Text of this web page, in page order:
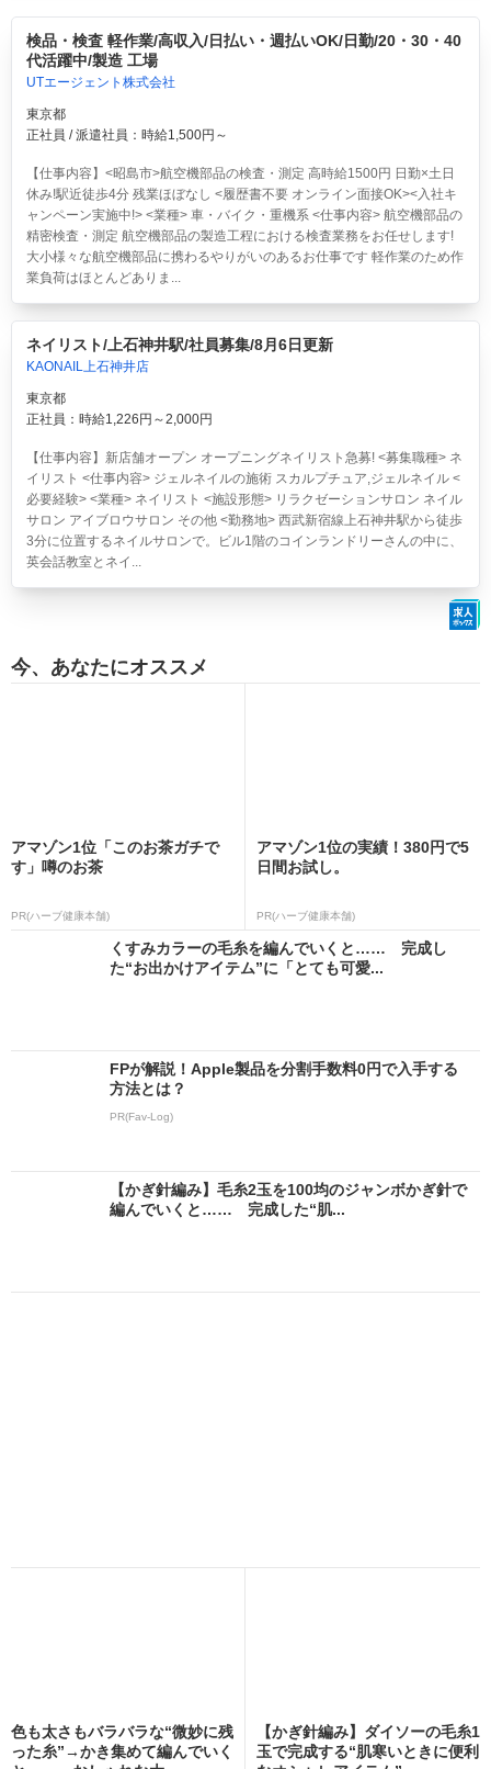
検品・検査 軽作業/高収入/日払い・週払いOK/日勤/20・30・40
代活躍中/製造 工場
UTエージェント株式会社
東京都
正社員 / 派遣社員：時給1,500円～
【仕事内容】<昭島市>航空機部品の検査・測定 高時給1500円 日勤×土日
休み!駅近徒歩4分 残業ほぼなし <履歴書不要 オンライン面接OK><入社キ
ャンペーン実施中!> <業種> 車・バイク・重機系 <仕事内容> 航空機部品の
精密検査・測定 航空機部品の製造工程における検査業務をお任せします!
大小様々な航空機部品に携わるやりがいのあるお仕事です 軽作業のため作
業負荷はほとんどありま...
ネイリスト/上石神井駅/社員募集/8月6日更新
KAONAIL上石神井店
東京都
正社員：時給1,226円～2,000円
【仕事内容】新店舗オープン オープニングネイリスト急募! <募集職種> ネ
イリスト <仕事内容> ジェルネイルの施術 スカルプチュア,ジェルネイル <
必要経験> <業種> ネイリスト <施設形態> リラクゼーションサロン ネイル
サロン アイブロウサロン その他 <勤務地> 西武新宿線上石神井駅から徒歩
3分に位置するネイルサロンで。ビル1階のコインランドリーさんの中に、
英会話教室とネイ...
今、あなたにオススメ
アマゾン1位「このお茶ガチで
す」噂のお茶
PR(ハーブ健康本舗)
アマゾン1位の実績！380円で5
日間お試し。
PR(ハーブ健康本舗)
くすみカラーの毛糸を編んでいくと…… 完成し
た“お出かけアイテム”に「とても可愛...
FPが解説！Apple製品を分割手数料0円で入手する
方法とは？
PR(Fav-Log)
【かぎ針編み】毛糸2玉を100均のジャンボかぎ針で
編んでいくと…… 完成した“肌...
色も太さもバラバラな“微妙に残
った糸”→かき集めて編んでいく
【かぎ針編み】ダイソーの毛糸1
玉で完成する“肌寒いときに便利